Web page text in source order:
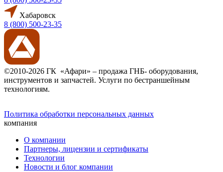
Хабаровск
8 (800) 500-23-35
©2010-2026 ГК «Афари» – продажа ГНБ- оборудования,
инструментов и запчастей. Услуги по бестраншейным
технологиям.
Политика обработки персональных данных
компания
О компании
Партнеры, лицензии и сертификаты
Технологии
Новости и блог компании